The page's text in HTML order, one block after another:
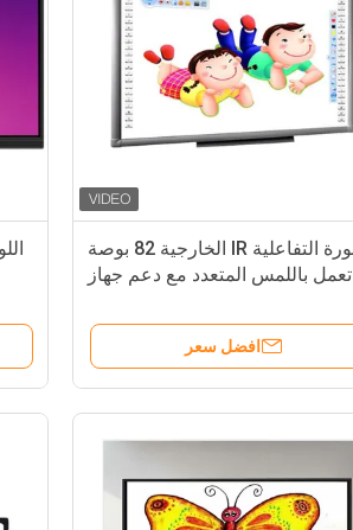
السبورة التفاعلية IR الخارجية 82 بوصة
تعمل باللمس المتعدد مع دعم جهاز
افضل سعر